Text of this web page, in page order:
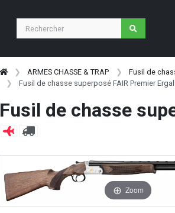
ARMES CHASSE & TRAP Fusil de
Fusil de chasse superposé FAIR Premier
Fusil de chasse
Zoom